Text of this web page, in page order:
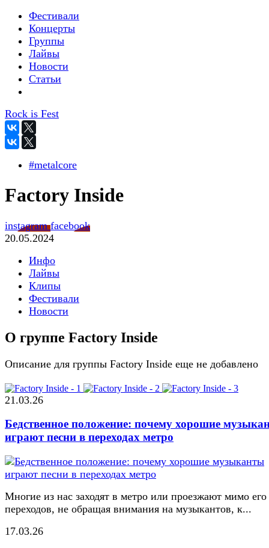
Фестивали
Концерты
Группы
Лайвы
Новости
Статьи
Rock is Fest
#metalcore
Factory Inside
instagramfacebook
20.05.2024
Инфо
Лайвы
Клипы
Фестивали
Новости
О группе Factory Inside
Описание для группы Factory Inside еще не добавлено
21.03.26
Бедственное положение: почему хорошие
играют песни в переходах метро
Многие из нас заходят в метро или проезжают мимо его
переходов, не обращая внимания на музыкантов, к...
17.03.26